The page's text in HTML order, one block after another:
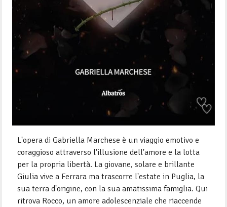
L'opera di Gabriella Marchese è un viaggio emotivo e
coraggioso attraverso l'illusione dell'amore e la lotta
per la propria libertà. La giovane, solare e brillante
Giulia vive a Ferrara ma trascorre l'estate in Puglia, la
sua terra d'origine, con la sua amatissima famiglia. Qui
ritrova Rocco, un amore adolescenziale che riaccende